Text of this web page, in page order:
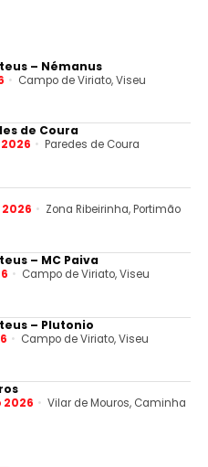
– Némanus
Campo de Viriato, Viseu
de Coura
2026 Paredes de Coura
2026 Zona Ribeirinha, Portimão
– MC Paiva
Campo de Viriato, Viseu
– Plutonio
Campo de Viriato, Viseu
2026 Vilar de Mouros, Caminha